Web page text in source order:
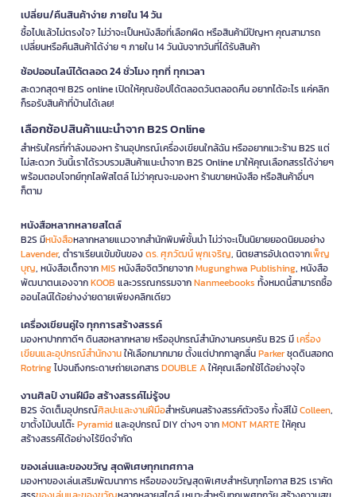
เปลี่ยน/คืนสินค้าง่าย ภายใน 14 วัน
ซื้อไปแล้วไม่ตรงใจ? ไม่ว่าจะเป็นหนังสือที่เลือกผิด หรือสินค้ามีปัญหา คุณสามารถ
เปลี่ยนหรือคืนสินค้าได้ง่าย ๆ ภายใน 14 วันนับจากวันที่ได้รับสินค้า
ช้อปออนไลน์ได้ตลอด 24 ชั่วโมง ทุกที่ ทุกเวลา
สะดวกสุดๆ! B2S online เปิดให้คุณช้อปได้ตลอดวันตลอดคืน อยากได้อะไร แค่คลิก
ก็รอรับสินค้าที่บ้านได้เลย!
เลือกช้อปสินค้าแนะนำจาก B2S Online
สำหรับใครที่กำลังมองหา ร้านอุปกรณ์เครื่องเขียนใกล้ฉัน หรืออยากแวะร้าน B2S แต่
ไม่สะดวก วันนี้เราได้รวบรวมสินค้าแนะนำจาก B2S Online มาให้คุณเลือกสรรได้ง่ายๆ
พร้อมตอบโจทย์ทุกไลฟ์สไตล์ ไม่ว่าคุณจะมองหา ร้านขายหนังสือ หรือสินค้าอื่นๆ
ก็ตาม
หนังสือหลากหลายสไตล์
B2S มีหนังสือหลากหลายแนวจากสำนักพิมพ์ชั้นนำ ไม่ว่าจะเป็นนิยายยอดนิยมอย่าง
Lavender, ตำราเรียนเข้มข้นของดร. ศุภวัฒน์ พุกเจริญ, นิตยสารอัปเดตจากเพ็ญ
บุญ, หนังสือเด็กจากMIS หนังสือจิตวิทยาจากMugunghwa Publishing, หนังสือ
พัฒนาตนเองจากKOOB และวรรณกรรมจากNanmeebooks ทั้งหมดนี้สามารถซื้อ
ออนไลน์ได้อย่างง่ายดายเพียงคลิกเดียว
เครื่องเขียนคู่ใจ ทุกการสร้างสรรค์
มองหาปากกาดีๆ ดินสอหลากหลาย หรืออุปกรณ์สำนักงานครบครัน B2S มีเครื่อง
เขียนและอุปกรณ์สำนักงานให้เลือกมากมาย ตั้งแต่ปากกาลูกลื่นParkerชุดดินสอกด
Rotringไปจนถึงกระดาษถ่ายเอกสารDOUBLE Aให้คุณเลือกใช้ได้อย่างจุใจ
งานศิลป์ งานฝีมือ สร้างสรรค์ไม่รู้จบ
B2S จัดเต็มอุปกรณ์ศิลปะและงานฝีมือสำหรับคนสร้างสรรค์ตัวจริง ทั้งสีไม้Colleen,
ขาตั้งไม้บนโต๊ะPyramidและอุปกรณ์ DIY ต่างๆ จากMONT MARTEให้คุณ
สร้างสรรค์ได้อย่างไร้ขีดจำกัด
ของเล่นและของขวัญ สุดพิเศษทุกเทศกาล
มองหาของเล่นเสริมพัฒนาการ หรือของขวัญสุดพิเศษสำหรับทุกโอกาส B2S เราคัด